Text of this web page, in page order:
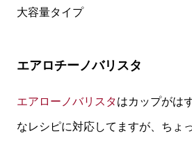
大容量タイプ
エアロチーノバリスタ
エアローノバリスタはカップがは
なレシピに対応してますが、ちょ